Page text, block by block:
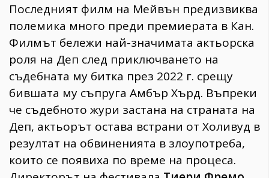
Последният филм на Мейвън предизвиква
полемика много преди премиерата в Кан.
Филмът бележи най-значимата актьорска
роля на Деп след приключването на
съдебната му битка през 2022 г. срещу
бившата му съпруга Амбър Хърд. Въпреки
че съдебното жури застана на страната на
Деп, актьорът остава встрани от Холивуд в
резултат на обвиненията в злоупотреба,
които се появиха по време на процеса.